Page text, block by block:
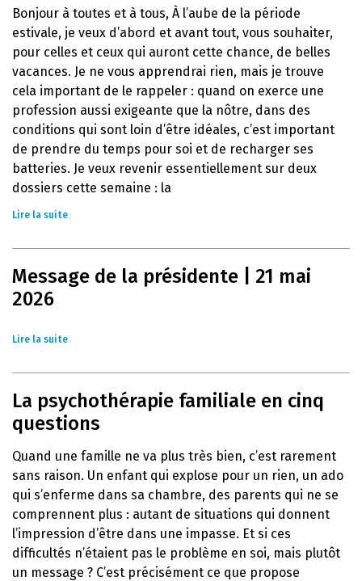
Bonjour à toutes et à tous, À l’aube de la période
estivale, je veux d’abord et avant tout, vous souhaiter,
pour celles et ceux qui auront cette chance, de belles
vacances. Je ne vous apprendrai rien, mais je trouve
cela important de le rappeler : quand on exerce une
profession aussi exigeante que la nôtre, dans des
conditions qui sont loin d’être idéales, c’est important
de prendre du temps pour soi et de recharger ses
batteries. Je veux revenir essentiellement sur deux
dossiers cette semaine : la
Lire la suite
Message de la présidente | 21 mai
2026
Lire la suite
La psychothérapie familiale en cinq
questions
Quand une famille ne va plus très bien, c’est rarement
sans raison. Un enfant qui explose pour un rien, un ado
qui s’enferme dans sa chambre, des parents qui ne se
comprennent plus : autant de situations qui donnent
l’impression d’être dans une impasse. Et si ces
difficultés n’étaient pas le problème en soi, mais plutôt
un message ? C’est précisément ce que propose